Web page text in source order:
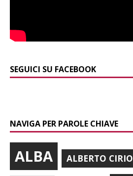
SEGUICI SU FACEBOOK
NAVIGA PER PAROLE CHIAVE
ALBA ALBERTO CIRIO